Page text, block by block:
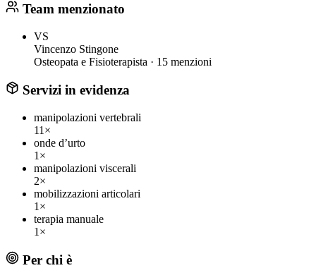
Team menzionato
VS
Vincenzo Stingone
Osteopata e Fisioterapista · 15 menzioni
Servizi in evidenza
manipolazioni vertebrali
11×
onde d’urto
1×
manipolazioni viscerali
2×
mobilizzazioni articolari
1×
terapia manuale
1×
Per chi è